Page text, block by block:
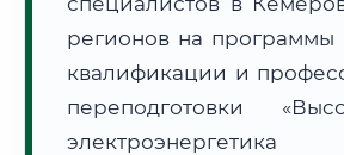
• Маршрут транзита:~204 км
регионов на
квалификации и
переподготовки